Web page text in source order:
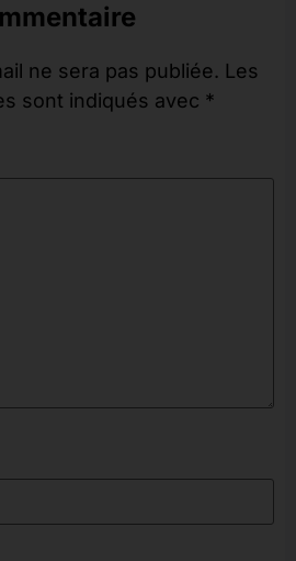
ne sera pas publiée. Les
sont indiqués avec *